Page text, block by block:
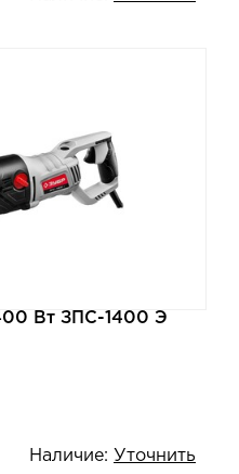
Вт ЗПС-1400 Э
Наличие: Уточнить